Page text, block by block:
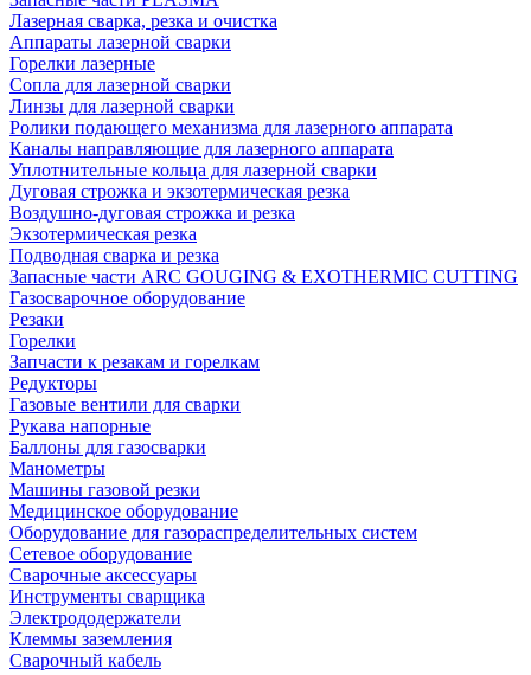
Лазерная сварка, резка и очистка
Аппараты лазерной сварки
Горелки лазерные
Сопла для лазерной сварки
Линзы для лазерной сварки
Ролики подающего механизма для лазерного аппарата
Каналы направляющие для лазерного аппарата
Уплотнительные кольца для лазерной сварки
Дуговая строжка и экзотермическая резка
Воздушно-дуговая строжка и резка
Экзотермическая резка
Подводная сварка и резка
Запасные части ARC GOUGING & EXOTHERMIC CUTTING
Газосварочное оборудование
Резаки
Горелки
Запчасти к резакам и горелкам
Редукторы
Газовые вентили для сварки
Рукава напорные
Баллоны для газосварки
Манометры
Машины газовой резки
Медицинское оборудование
Оборудование для газораспределительных систем
Сетевое оборудование
Сварочные аксессуары
Инструменты сварщика
Электрододержатели
Клеммы заземления
Сварочный кабель